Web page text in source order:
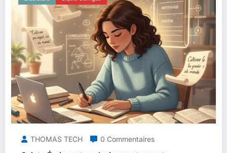
THOMAS TECH 0 Commentaires